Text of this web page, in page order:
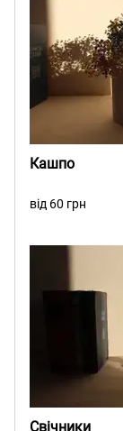
Кашпо
від 60 грн
Свічники